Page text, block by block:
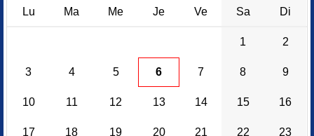
Lu Ma Me Je Ve Sa Di
1 2
3 4 5 6 7 8 9
10 11 12 13 14 15 16
17 18 19 20 21 22 23